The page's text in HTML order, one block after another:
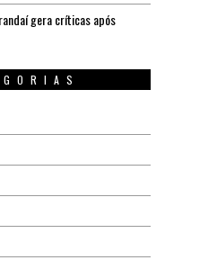
gera críticas após